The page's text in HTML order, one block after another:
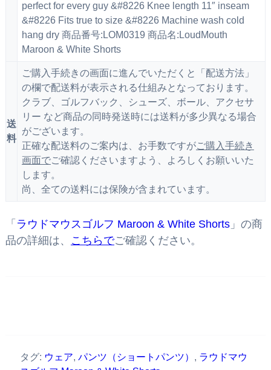
perfect for every guy &#8226 Knee length 11″ inseam
&#8226 Fits true to size &#8226 Machine wash cold
hang dry 商品番号:LOM0319 商品名:LoudMouth
Maroon & White Shorts
送
料
ご購入手続きの画面に進んでいただくと「配送方法」
の欄で配送料が表示される仕組みとなっております。
クラブ、ゴルフバック、シューズ、ボール、アクセサ
リー など商品の同時発送時には送料が多少異なる場合
がございます。
正確な配送料のご案内は、お手数ですがご購入手続き
画面でご確認くださいますよう、よろしくお願いいた
します。
尚、全ての送料には保険が含まれています。
「 ラウドマウスゴルフ Maroon & White Shorts」の商
品の詳細は、
こちらでご確認ください。
タグ: ウェア, パンツ（ショートパンツ） , ラウドマウ